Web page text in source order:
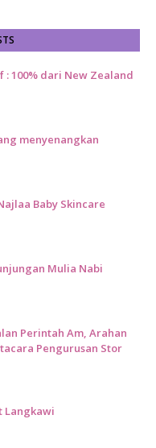
: 100% dari New Zealand
menyenangkan
Baby Skincare
Mulia Nabi
Perintah Am, Arahan
Pengurusan Stor
Langkawi